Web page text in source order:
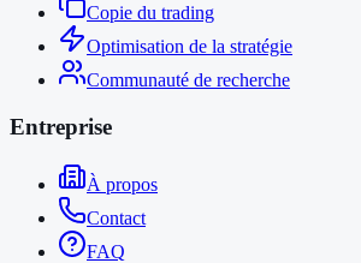
Copie du trading
Optimisation de la stratégie
Communauté de recherche
Entreprise
À propos
Contact
FAQ